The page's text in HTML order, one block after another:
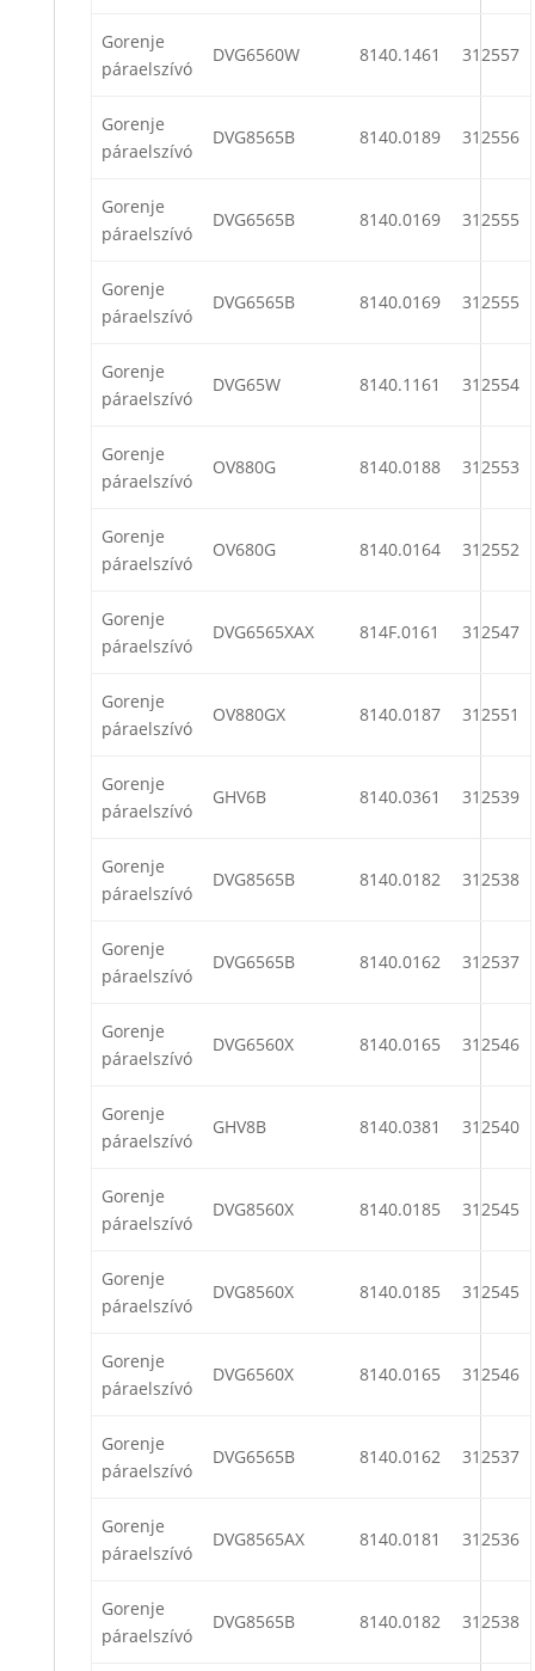
Gorenje
páraelszívó
DVG6560W 8140.1461 312557
Gorenje
páraelszívó
DVG8565B 8140.0189 312556
Gorenje
páraelszívó
DVG6565B 8140.0169 312555
Gorenje
páraelszívó
DVG6565B 8140.0169 312555
Gorenje
páraelszívó
DVG65W 8140.1161 312554
Gorenje
páraelszívó
OV880G 8140.0188 312553
Gorenje
páraelszívó
OV680G 8140.0164 312552
Gorenje
páraelszívó
DVG6565XAX 814F.0161 312547
Gorenje
páraelszívó
OV880GX 8140.0187 312551
Gorenje
páraelszívó
GHV6B 8140.0361 312539
Gorenje
páraelszívó
DVG8565B 8140.0182 312538
Gorenje
páraelszívó
DVG6565B 8140.0162 312537
Gorenje
páraelszívó
DVG6560X 8140.0165 312546
Gorenje
páraelszívó
GHV8B 8140.0381 312540
Gorenje
páraelszívó
DVG8560X 8140.0185 312545
Gorenje
páraelszívó
DVG8560X 8140.0185 312545
Gorenje
páraelszívó
DVG6560X 8140.0165 312546
Gorenje
páraelszívó
DVG6565B 8140.0162 312537
Gorenje
páraelszívó
DVG8565AX 8140.0181 312536
Gorenje
páraelszívó
DVG8565B 8140.0182 312538